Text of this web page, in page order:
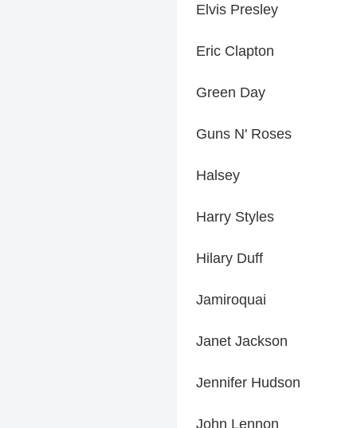
Elvis Presley
Eric Clapton
Green Day
Guns N' Roses
Halsey
Harry Styles
Hilary Duff
Jamiroquai
Janet Jackson
Jennifer Hudson
John Lennon